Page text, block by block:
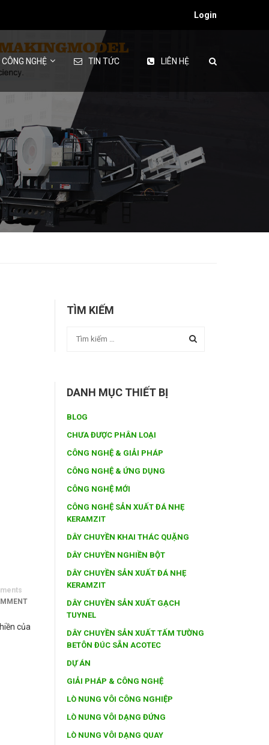
Login
NGHỆ TIN TỨC LIÊN HỆ
của
TÌM KIẾM
DANH MỤC THIẾT BỊ
BLOG
CHƯA ĐƯỢC PHÂN LOẠI
CÔNG NGHỆ & GIẢI PHÁP
CÔNG NGHỆ & ỨNG DỤNG
CÔNG NGHỆ MỚI
CÔNG NGHỆ SẢN XUẤT ĐÁ NHẸ
KERAMZIT
DÂY CHUYỀN KHAI THÁC QUẶNG
DÂY CHUYỀN NGHIỀN BỘT
DÂY CHUYỀN SẢN XUẤT ĐÁ NHẸ
KERAMZIT
DÂY CHUYỀN SẢN XUẤT GẠCH
TUYNEL
DÂY CHUYỀN SẢN XUẤT TẤM TƯỜNG
BETÔN ĐÚC SẴN ACOTEC
DỰ ÁN
GIẢI PHÁP & CÔNG NGHỆ
LÒ NUNG VÔI CÔNG NGHIỆP
LÒ NUNG VÔI DẠNG ĐỨNG
LÒ NUNG VÔI DẠNG QUAY